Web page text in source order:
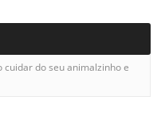
cuidar do seu animalzinho e